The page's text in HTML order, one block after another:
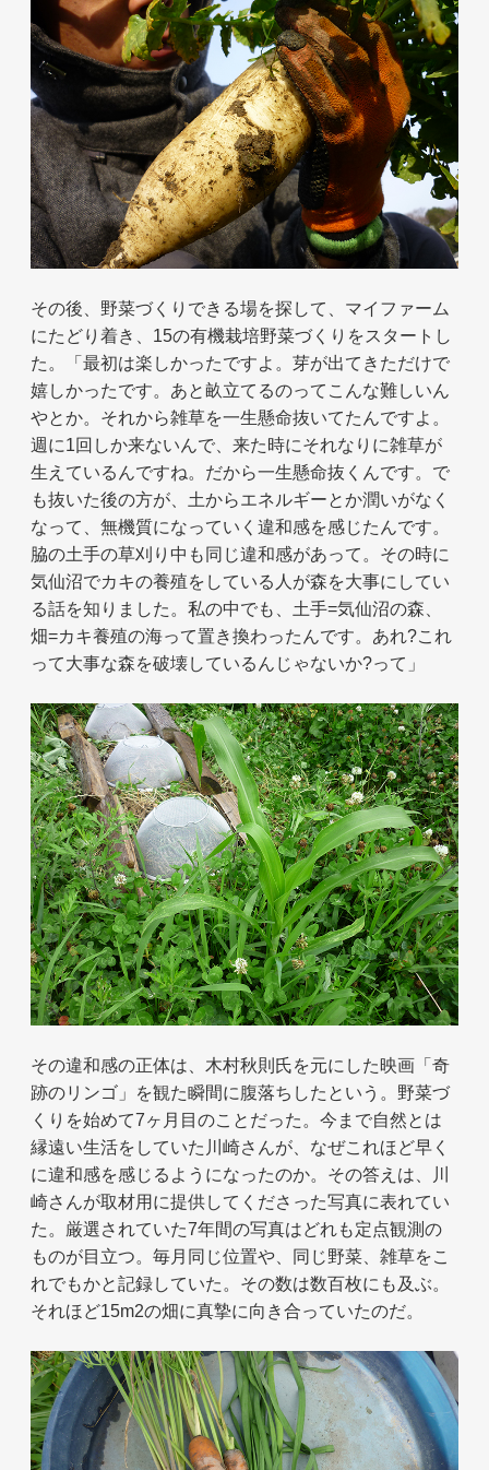
その後、野菜づくりできる場を探して、マイファーム
にたどり着き、15の有機栽培野菜づくりをスタートし
た。「最初は楽しかったですよ。芽が出てきただけで
嬉しかったです。あと畝立てるのってこんな難しいん
やとか。それから雑草を一生懸命抜いてたんですよ。
週に1回しか来ないんで、来た時にそれなりに雑草が
生えているんですね。だから一生懸命抜くんです。で
も抜いた後の方が、土からエネルギーとか潤いがなく
なって、無機質になっていく違和感を感じたんです。
脇の土手の草刈り中も同じ違和感があって。その時に
気仙沼でカキの養殖をしている人が森を大事にしてい
る話を知りました。私の中でも、土手=気仙沼の森、
畑=カキ養殖の海って置き換わったんです。あれ?これ
って大事な森を破壊しているんじゃないか?って」
その違和感の正体は、木村秋則氏を元にした映画「奇
跡のリンゴ」を観た瞬間に腹落ちしたという。野菜づ
くりを始めて7ヶ月目のことだった。今まで自然とは
縁遠い生活をしていた川崎さんが、なぜこれほど早く
に違和感を感じるようになったのか。その答えは、川
崎さんが取材用に提供してくださった写真に表れてい
た。厳選されていた7年間の写真はどれも定点観測の
ものが目立つ。毎月同じ位置や、同じ野菜、雑草をこ
れでもかと記録していた。その数は数百枚にも及ぶ。
それほど15m2の畑に真摯に向き合っていたのだ。